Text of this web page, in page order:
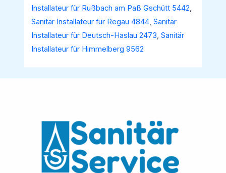
Installateur für Rußbach am Paß Gschütt 5442,
Sanitär Installateur für Regau 4844,Sanitär
Installateur für Deutsch-Haslau 2473,Sanitär
Installateur für Himmelberg 9562